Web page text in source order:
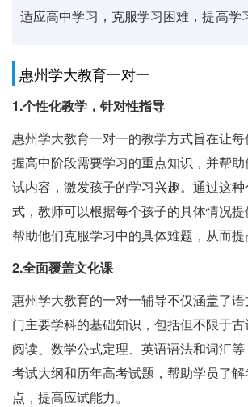
适应高中学习，克服学习困难，提高学
惠州学大教育一对一
1.个性化教学，针对性指导
惠州学大教育一对一的教学方式旨在让
握高中阶段需要学习的重点知识，并帮
试内容，激发孩子的学习兴趣。通过这
式，教师可以根据每个孩子的具体情况提
帮助他们克服学习中的具体难题，从而提
2.全面覆盖文化课
惠州学大教育的一对一辅导不仅涵盖了
门主要学科的基础知识，包括但不限于
阅读、数学公式定理、英语语法和词汇
考试大纲和历年高考试题，帮助学员了
点，提高应试能力。